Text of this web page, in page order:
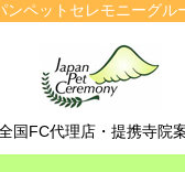
ンペットセレモニーグル
国FC代理店・提携寺院